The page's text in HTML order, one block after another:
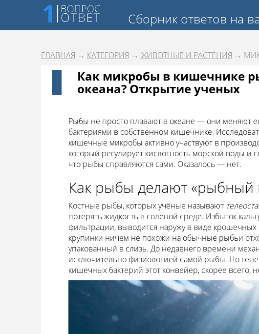
Сборник ответов на
ГЛАВНАЯ → КАТЕГОРИЯ → ЖИВОТНЫЕ И РАСТЕНИЯ →
Как микробы в кишечнике
океана? Открытие ученых
Рыбы не просто плавают в океане — они меняют
бактериями в собственном кишечнике.
кишечные микробы активно участвуют в
который регулирует кислотность морской воды
что рыбы справляются сами. Оказалось — нет.
Как рыбы делают «рыбный
Костные рыбы, которых учёные называют
потерять жидкость в солёной среде. Избыток
фильтрации, выводится наружу в виде
крупинки ничем не похожи на обычные рыбьи
упакованный в слизь. До недавнего времени
исключительно физиологией самой рыбы. Но
кишечных бактерий этот конвейер, скорее всего,